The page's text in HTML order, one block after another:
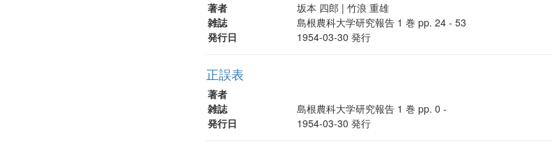
著者
坂本 四郎 | 竹浪 重雄
雑誌
島根農科大学研究報告 1 巻 pp. 24 - 53
発行日
1954-03-30 発行
正誤表
著者
雑誌
島根農科大学研究報告 1 巻 pp. 0 -
発行日
1954-03-30 発行